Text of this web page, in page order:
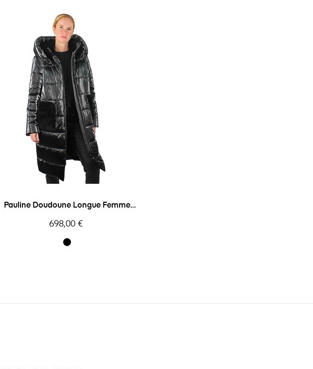
Pauline Doudoune Longue Femme
Prix
698,00 €